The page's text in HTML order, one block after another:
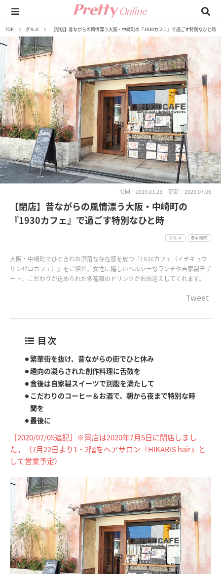
TOP グルメ 【閉店】昔ながらの風情漂う大阪・中崎町の『1930カフェ』で過ごす特別なひと時
公開：2019.03.23 更新：2020.07.06
【閉店】昔ながらの風情漂う大阪・中崎町の
『1930カフェ』で過ごす特別なひと時
グルメ 中崎町
大阪・中崎町でひときわお洒落な存在感を放つ『1930カフェ（イチキュウ
サンゼロカフェ）』をご紹介。女性に嬉しいヘルシーなランチや自家製デザ
ート、こだわりが込められた多種類のドリンクがお出迎えしてくれます。
Tweet
目次
繁華街を抜け、昔ながらの街でひと休み
趣向の凝らされた創作料理に舌鼓を
食後は自家製スイーツで別腹を満たして
こだわりのコーヒー＆お酒で、朝から夜まで特別な時
間を
最後に
［2020/07/05追記］※同店は2020年7月5日に閉店しまし
た。（7月22日より1・2階をヘアサロン『HIKARIS hair』と
して営業予定）